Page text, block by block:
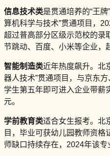
信息技术类是贯通培养的“王
算机科学与技术”贯通项目，
超过普高部分区级示范校的录
节跳动、百度、小米等企业，
智能制造类近年热度飙升。北
器人技术”贯通项目，与京东
学生第五年即可进入企业带薪
元。
学前教育类适合女生报考。北
目，毕业可获幼儿园教师资
师缺口持续存在，2024年该专